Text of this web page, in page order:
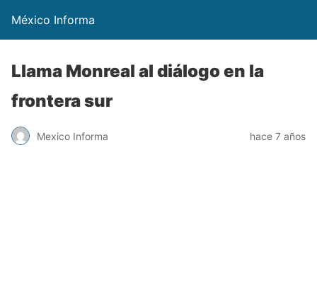
México Informa
Llama Monreal al diálogo en la
frontera sur
Mexico Informa hace 7 años